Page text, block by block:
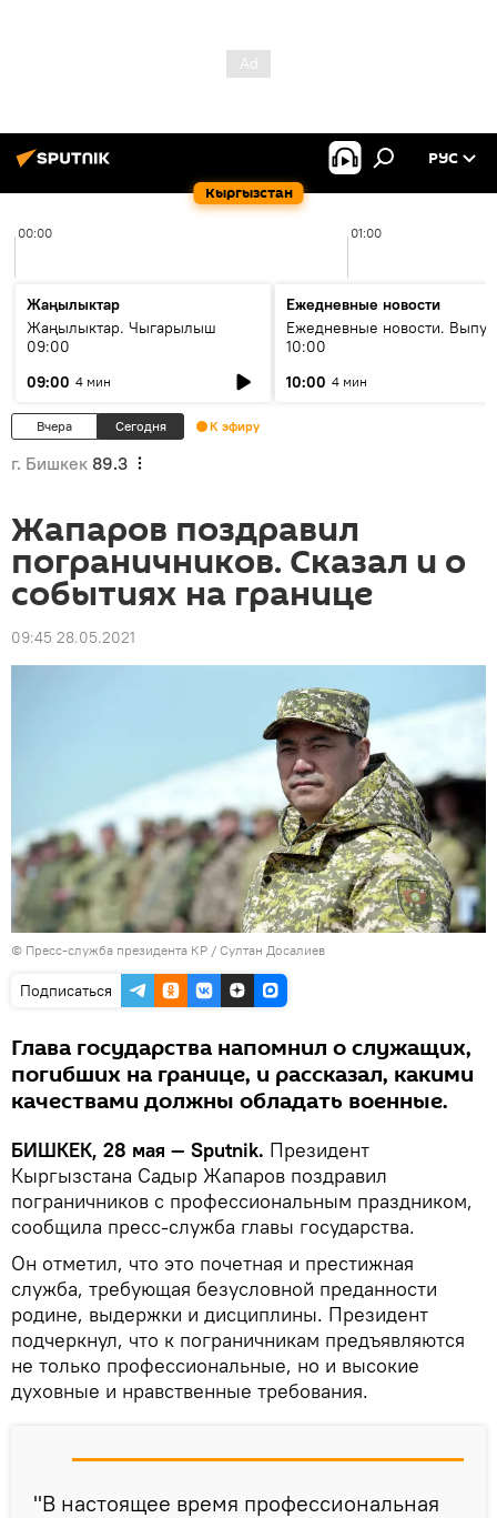
Кыргызстан
РУС
00:00 01:00
Жаңылыктар
Жаңылыктар. Чыгарылыш
09:00
09:00 4 мин
Ежедневные новости
Ежедневные новости.
10:00
10:00 4 мин
Вчера Сегодня К эфиру
г. Бишкек 89.3
Жапаров поздравил
пограничников. Сказал и о
событиях на границе
09:45 28.05.2021
© Пресс-служба президента КР / Султан Досалиев
Подписаться
Глава государства напомнил о служащих,
погибших на границе, и рассказал, какими
качествами должны обладать военные.
БИШКЕК, 28 мая — Sputnik. Президент
Кыргызстана Садыр Жапаров поздравил
пограничников с профессиональным праздником,
сообщила пресс-служба главы государства.
Он отметил, что это почетная и престижная
служба, требующая безусловной преданности
родине, выдержки и дисциплины. Президент
подчеркнул, что к пограничникам предъявляются
не только профессиональные, но и высокие
духовные и нравственные требования.
"В настоящее время профессиональная